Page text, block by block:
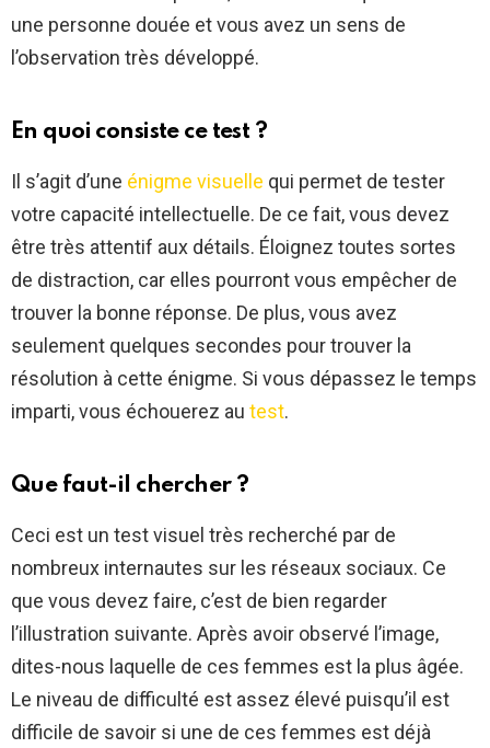
une personne douée et vous avez un sens de
l’observation très développé.
En quoi consiste ce test ?
Il s’agit d’une énigme visuelle qui permet de tester
votre capacité intellectuelle. De ce fait, vous devez
être très attentif aux détails. Éloignez toutes sortes
de distraction, car elles pourront vous empêcher de
trouver la bonne réponse. De plus, vous avez
seulement quelques secondes pour trouver la
résolution à cette énigme. Si vous dépassez le temps
imparti, vous échouerez au test.
Que faut-il chercher ?
Ceci est un test visuel très recherché par de
nombreux internautes sur les réseaux sociaux. Ce
que vous devez faire, c’est de bien regarder
l’illustration suivante. Après avoir observé l’image,
dites-nous laquelle de ces femmes est la plus âgée.
Le niveau de difficulté est assez élevé puisqu’il est
difficile de savoir si une de ces femmes est déjà